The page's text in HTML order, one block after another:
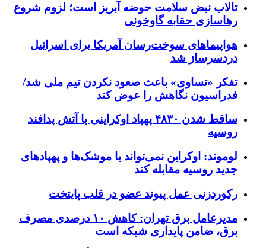
تالاب نبض سلامت حوضه آبریز است؛ لزوم شروع
رهاسازی حقابه گاوخونی
هواپیماهای سوخت‌رسان آمریکا برای اسرائیل
دردسرساز شد
تفکر «تساوی» باعث صعود نکردن تیم ملی شد/
فدراسیون نگاهش را عوض کند
ساقط شدن ۴۸۳۰ پهپاد اوکراینی با آتش پدافند
روسیه
لوموند: اوکراین نمی‌تواند با موشک‌ها و پهپادهای
جدید روسیه مقابله کند
رکوردزنی عمل پیوند عضو در قلب پایتخت
مدیرعامل برق تهران: کاهش ۱۰ درصدی مصرف
برق، ضامن پایداری شبکه است